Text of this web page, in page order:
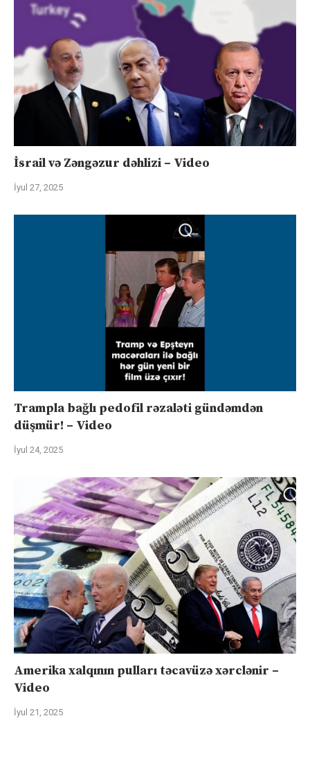
İsrail və Zəngəzur dəhlizi – Video
İyul 27, 2025
Trampla bağlı pedofil rəzaləti gündəmdən
düşmür! – Video
İyul 24, 2025
Amerika xalqının pulları təcavüzə xərclənir –
Video
İyul 21, 2025